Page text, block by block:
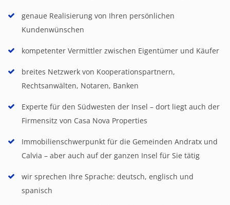
genaue Realisierung von Ihren persönlichen
Kundenwünschen
kompetenter Vermittler zwischen Eigentümer und Käufer
breites Netzwerk von Kooperationspartnern,
Rechtsanwälten, Notaren, Banken
Experte für den Südwesten der Insel – dort liegt auch der
Firmensitz von Casa Nova Properties
Immobilienschwerpunkt für die Gemeinden Andratx und
Calvia – aber auch auf der ganzen Insel für Sie tätig
wir sprechen Ihre Sprache: deutsch, englisch und
spanisch